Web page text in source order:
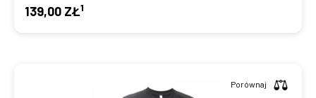
139,00 ZŁ1
Porównaj